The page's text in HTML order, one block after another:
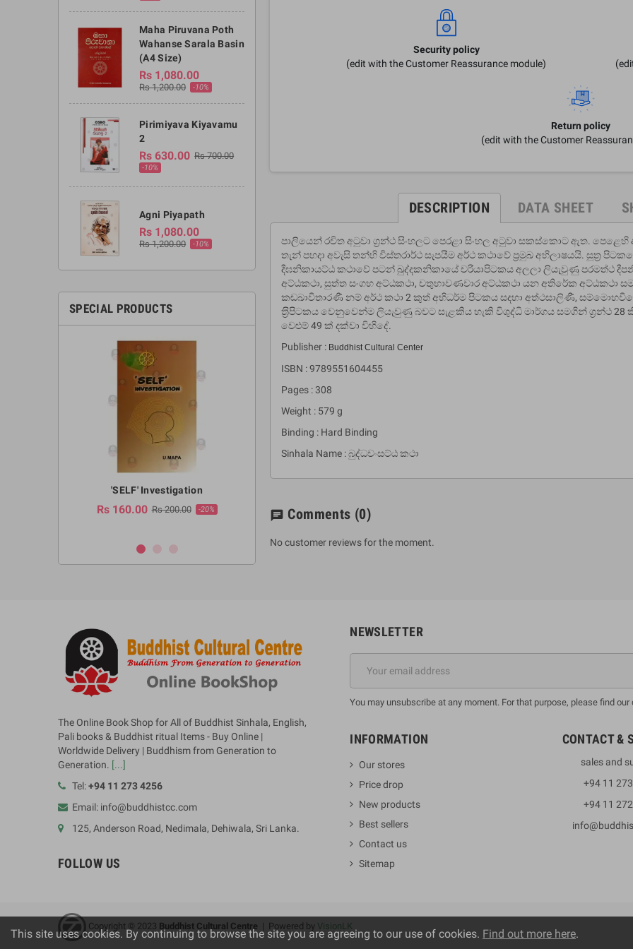
Maha Piruvana Poth
Wahanse Sarala Basin
(A4 Size)
Rs 1,080.00
Rs 1,200.00 -10%
Pirimiyava Kiyavamu
2
Rs 630.00 Rs 700.00
-10%
Agni Piyapath
Rs 1,080.00
Rs 1,200.00 -10%
SPECIAL PRODUCTS
'SELF' Investigation
Rs 160.00 Rs 200.00 -20%
Rs 2,250.00 Rs 2,500.00
Security policy
(edit with the Customer Reassurance module)
Return policy
(edit with the Customer
DESCRIPTION DATA SHEET
පාලියෙන් රචිත අටුවා ග‍්‍රන්ථ සිංහලට පෙරළා සිංහල අටුවා සකස්කොට ඇත.
තැන් පහදා අවැසි තන්හි විස්තරාර්ථ සැපයීම අර්ථ කථාවේ ප‍්‍රමුඛ අභිලාෂයයි. සූත‍්‍ර
දීඝනිකායට්ඨ කථාවේ පටන් ඛුද්දකනිකායේ චරියාපිටකය අලලා ලියැවුණු පරමත්ථ
අට්ඨකථා, සුත්ත සංගහ අට්ඨකථා, චතුභාවණවාර අට්ඨකථා යන අතිරේක අට්ඨකථා
කඬඛාවිතාරණී නම් අර්ථ කථා 2 කුත් අභිධර්ම පිටකය සදහා අත්ථසාලිණී,
ත‍්‍රිපිටකය වෙනුවෙන්ම ලියැවුණු බවට සැළකිය හැකි විශුද්ධි මාර්ගය සමගින් ග‍්‍රන්ථ
වෙළුම් 49 ක් දක්වා විහිදේ.
Publisher : Buddhist Cultural Center
ISBN : 9789551604455
Pages : 308
Weight : 579 g
Binding : Hard Binding
Sinhala Name : බුද්ධවංසට්ඨ කථා
chat Comments (0)
No customer reviews for the moment.
The Online Book Shop for All of Buddhist Sinhala, English,
Pali books & Buddhist ritual Items - Buy Online |
Worldwide Delivery | Buddhism from Generation to
Generation. [...]
Tel:+94 11 273 4256
Email: info@buddhistcc.com
125, Anderson Road, Nedimala, Dehiwala, Sri Lanka.
FOLLOW US
NEWSLETTER
You may unsubscribe at any moment. For that purpose, please find
INFORMATION
Our stores
Price drop
New products
Best sellers
Contact us
Sitemap
CONTACT &
sales and
+94 11
+94 11
Copyright © 2023 Buddhist Cultural Centre | Powered by VisionLK
This site uses cookies. By continuing to browse the site you are agreeing to our use of cookies. Find out more here.